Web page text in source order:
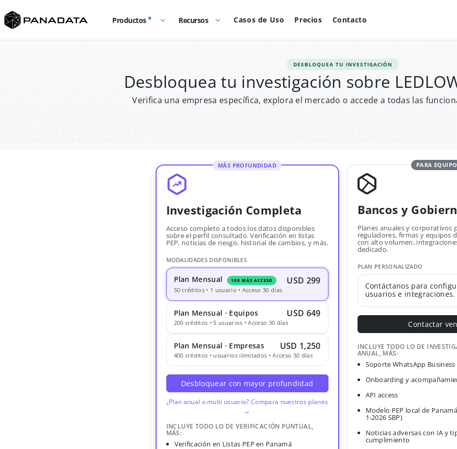
Productos Recursos Casos de Uso Precios Contacto
DESBLOQUEA TU INVESTIGACIÓN
Desbloquea tu investigación sobre
Verifica una empresa específica, explora el mercado o accede a todas las
MÁS PROFUNDIDAD
Investigación Completa
Acceso completo a todos los datos disponibles
sobre el perfil consultado. Verificación en listas
PEP, noticias de riesgo, historial de cambios, y más.
MODALIDADES DISPONIBLES
Plan Mensual 10X MÁS ACCESO USD 299
50 créditos • 1 usuario • Acceso 30 días
Plan Mensual · Equipos USD 649
200 créditos • 5 usuarios • Acceso 30 días
Plan Mensual · Empresas USD 1,250
400 créditos • usuarios ilimitados • Acceso 30 días
Desbloquear con mayor profundidad
¿Plan anual o multi usuario? Compara nuestros planes
→
INCLUYE TODO LO DE VERIFICACIÓN PUNTUAL,
MÁS:
Verificación en Listas PEP en Panamá
PARA
Bancos y
Planes anuales y corporativos
reguladores, firmas y equipos
con alto volumen,
dedicado.
PLAN PERSONALIZADO
Contáctanos para
usuarios e integraciones.
Contactar
INCLUYE TODO LO DE
ANUAL, MÁS:
Soporte WhatsApp Business
Onboarding y
API access
Modelo PEP local de
1-2026 SBP)
Noticias adversas con IA y
cumplimiento